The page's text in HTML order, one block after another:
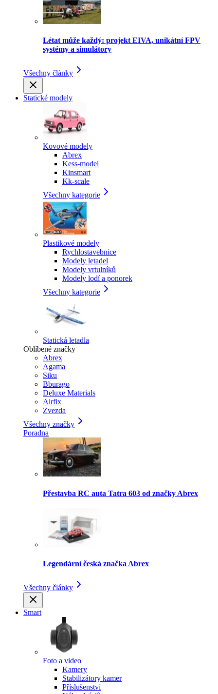
Létat může každý: projekt EIVA, unikátní FPV
systémy a simulátory
Všechny články
Statické modely
Kovové modely
Abrex
Kess-model
Kinsmart
Kk-scale
Všechny kategorie
Plastikové modely
Rychlostavebnice
Modely letadel
Modely vrtulníků
Modely lodí a ponorek
Všechny kategorie
Statická letadla
Oblíbené značky
Abrex
Agama
Siku
Bburago
Deluxe Materials
Airfix
Zvezda
Všechny značky
Poradna
Přestavba RC auta Tatra 603 od značky Abrex
Legendární česká značka Abrex
Všechny články
Smart
Foto a video
Kamery
Stabilizátory kamer
Příslušenství